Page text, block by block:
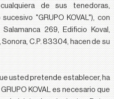
de sus tenedoras,
sucesivo "GRUPO KOVAL"), con
Salamanca 269, Edificio Koval,
Sonora, C.P. 83304, hacen de su
usted pretende establecer, ha
KOVAL es necesario que